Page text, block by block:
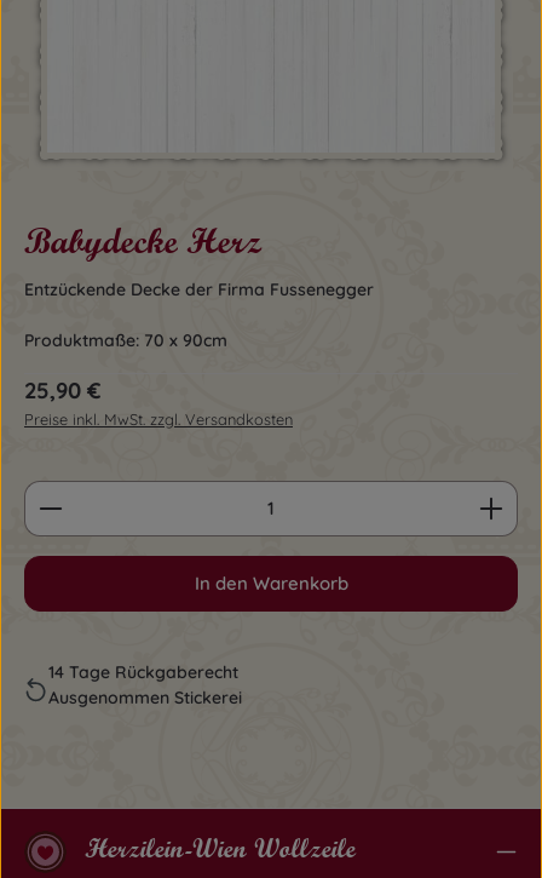
Babydecke Herz
Entzückende Decke der Firma Fussenegger
Produktmaße: 70 x 90cm
Regulärer Preis:
25,90 €
Preise inkl. MwSt. zzgl. Versandkosten
Produkt Anzahl: Gib den gewünschten Wert ein
In den Warenkorb
14 Tage Rückgaberecht
Ausgenommen Stickerei
Herzilein-Wien Wollzeile